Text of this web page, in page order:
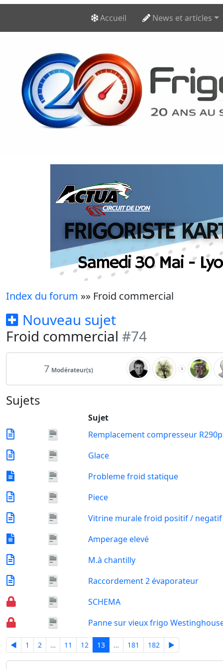
Accueil News et articles
Index du forum »» Froid commercial
Nouveau sujet
Froid commercial #74
7 Modérateur(s)
Sujets
Sujet
Remplacement compresseur
Glace
Probleme froid statique
Piece
Vitrine murale froid positif / negatif
Amperage elevé
M.à chantilly
Raccordement 2 évaporateur
SCHEMA
Panne sur vieux frigo
◄ 1 2 … 11 12 13 … 181 182 ►